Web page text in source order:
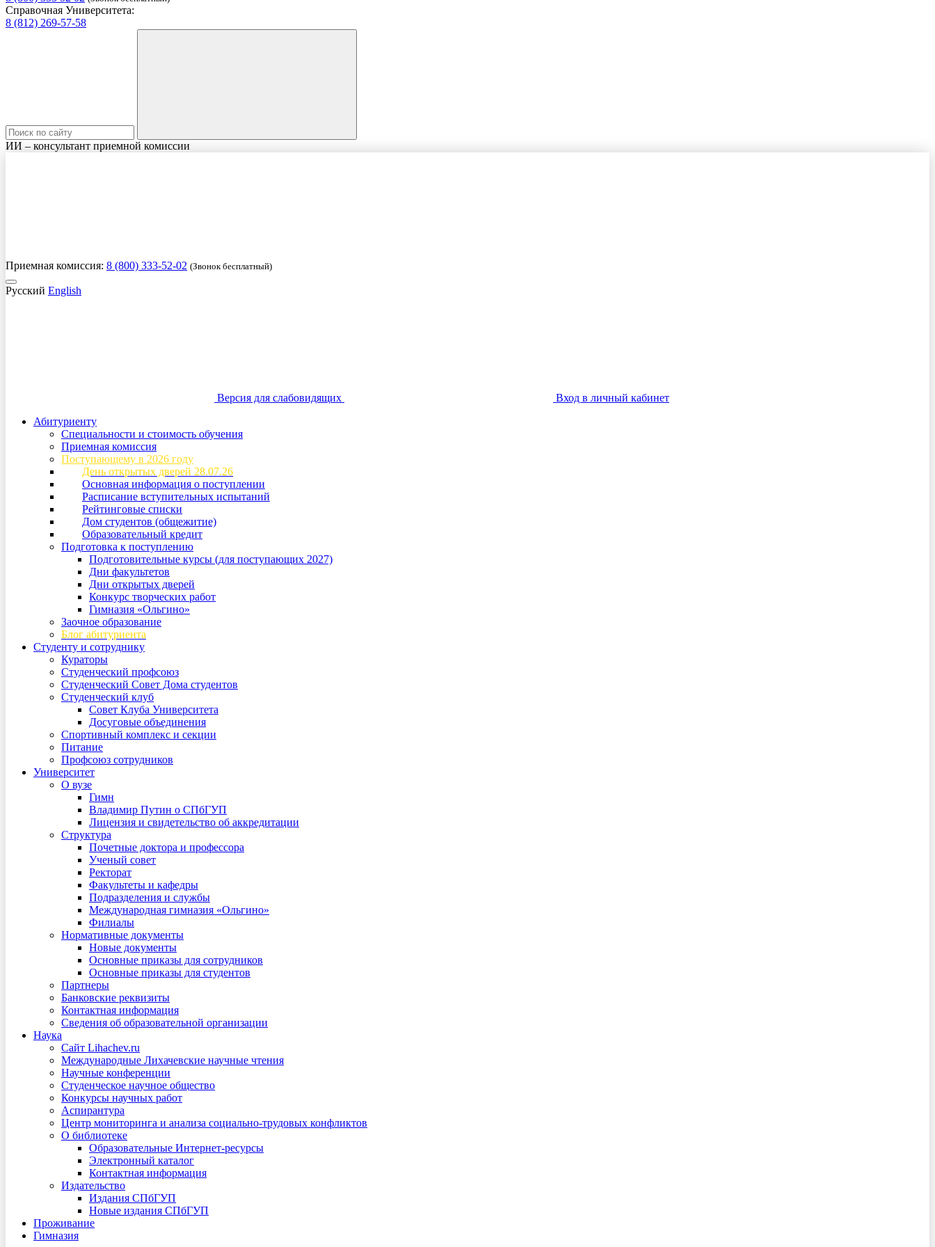
Справочная Университета:
8 (812) 269-57-58
ИИ – консультант приемной комиссии
Приемная комиссия: 8 (800) 333-52-02 (Звонок бесплатный)
Русский English
Версия для слабовидящих
Вход в личный кабинет
Абитуриенту
Специальности и стоимость обучения
Приемная комиссия
Поступающему в 2026 году
День открытых дверей 28.07.26
Основная информация о поступлении
Расписание вступительных испытаний
Рейтинговые списки
Дом студентов (общежитие)
Образовательный кредит
Подготовка к поступлению
Подготовительные курсы (для поступающих 2027)
Дни факультетов
Дни открытых дверей
Конкурс творческих работ
Гимназия «Ольгино»
Заочное образование
Блог абитуриента
Студенту и сотруднику
Кураторы
Студенческий профсоюз
Студенческий Совет Дома студентов
Студенческий клуб
Совет Клуба Университета
Досуговые объединения
Спортивный комплекс и секции
Питание
Профсоюз сотрудников
Университет
О вузе
Гимн
Владимир Путин о СПбГУП
Лицензия и свидетельство об аккредитации
Структура
Почетные доктора и профессора
Ученый совет
Ректорат
Факультеты и кафедры
Подразделения и службы
Международная гимназия «Ольгино»
Филиалы
Нормативные документы
Новые документы
Основные приказы для сотрудников
Основные приказы для студентов
Партнеры
Банковские реквизиты
Контактная информация
Сведения об образовательной организации
Наука
Сайт Lihachev.ru
Международные Лихачевские научные чтения
Научные конференции
Студенческое научное общество
Конкурсы научных работ
Аспирантура
Центр мониторинга и анализа социально-трудовых конфликтов
О библиотеке
Образовательные Интернет-ресурсы
Электронный каталог
Контактная информация
Издательство
Издания СПбГУП
Новые издания СПбГУП
Проживание
Гимназия